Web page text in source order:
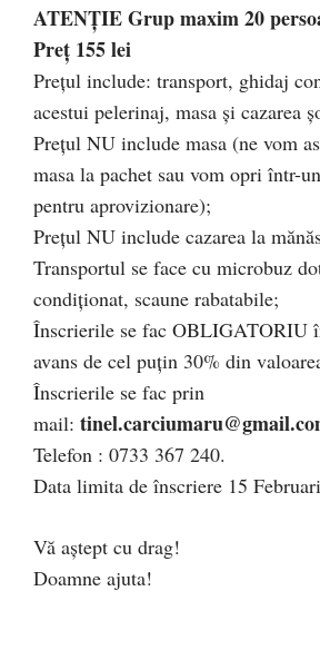
ATENȚIE Grup maxim 20
Preț 155 lei
Prețul include: transport, ghidaj
acestui pelerinaj, masa și cazarea
Prețul NU include masa (ne vom
masa la pachet sau vom opri într-
pentru aprovizionare);
Prețul NU include cazarea la
Transportul se face cu microbuz
condiționat, scaune rabatabile;
Înscrierile se fac OBLIGATORIU
avans de cel puțin 30% din
Înscrierile se fac prin
mail:
Telefon : 0733 367 240.
Data limita de înscriere 15
Vă aștept cu drag!
Doamne ajuta!